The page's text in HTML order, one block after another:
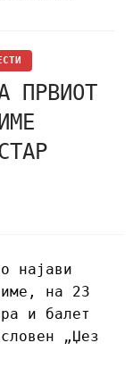
ПРВИОТ
најави
име, на 23
и балет
„Џез